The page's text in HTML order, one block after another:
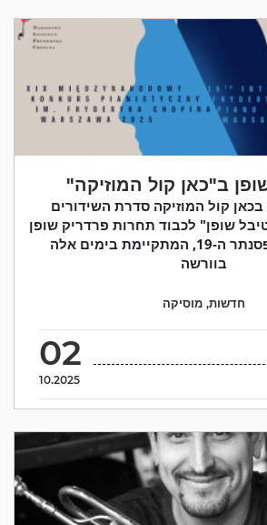
ב"כאן קול המוזיקה"
קול המוזיקה סדרת השידורים
שופן" לכבוד תחרות פרדריק שופן
הבינלאומית לפסנתר ה-19, המתקיימת בימים אלה
בוורשה
02
10.2025
חדשות,מוסיקה